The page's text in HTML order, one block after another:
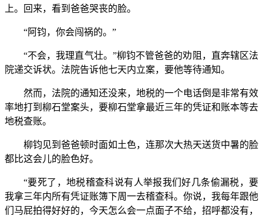
上。回来，看到爸爸哭丧的脸。
“阿钧，你会闯祸的。”
“不会，我理直气壮。”柳钧不管爸爸的劝阻，直奔辖区法
院递交诉状。法院告诉他七天内立案，要他等待通知。
然而，法院的通知还没来，地税的一个电话倒是非常有效
率地打到柳石堂案头，要柳石堂拿最近三年的凭证和账本等去
地税查账。
柳钧见到爸爸顿时面如土色，连那次大热天送货中暑的脸
都比这会儿的脸色好。
“要死了，地税稽查科说有人举报我们好几条偷漏税，要
我拿三年内所有凭证账簿下周一去稽查科。你说，我每年跟他
们马屁拍得好好的，今天怎么会一点面子不给，招呼都没有，